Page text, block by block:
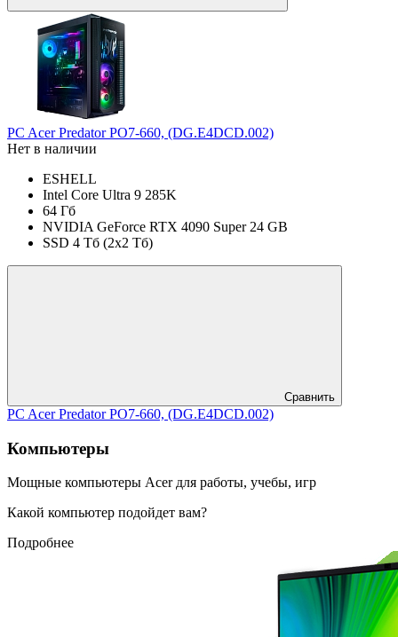
PC Acer Predator PO7-660, (DG.E4DCD.002)
Нет в наличии
ESHELL
Intel Core Ultra 9 285K
64 Гб
NVIDIA GeForce RTX 4090 Super 24 GB
SSD 4 Тб (2x2 Тб)
Сравнить
PC Acer Predator PO7-660, (DG.E4DCD.002)
Компьютеры
Мощные компьютеры Acer для работы, учебы, игр
Какой компьютер подойдет вам?
Подробнее